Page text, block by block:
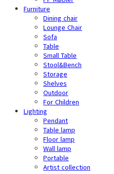
Furniture
Dining chair
Lounge Chair
Sofa
Table
Small Table
Stool&Bench
Storage
Shelves
Outdoor
For Children
Lighting
Pendant
Table lamp
Floor lamp
Wall lamp
Portable
Artist collection